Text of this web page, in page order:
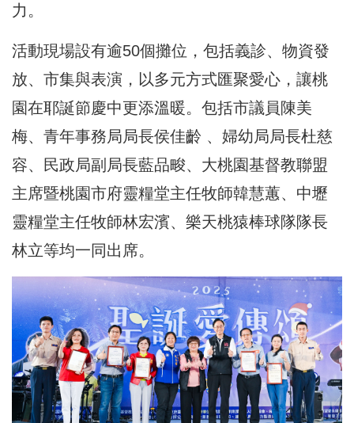
力。
活動現場設有逾50個攤位，包括義診、物資發
放、市集與表演，以多元方式匯聚愛心，讓桃
園在耶誕節慶中更添溫暖。包括市議員陳美
梅、青年事務局局長侯佳齡 、婦幼局局長杜慈
容、民政局副局長藍品畯、大桃園基督教聯盟
主席暨桃園市府靈糧堂主任牧師韓慧蕙、中壢
靈糧堂主任牧師林宏濱、樂天桃猿棒球隊隊長
林立等均一同出席。